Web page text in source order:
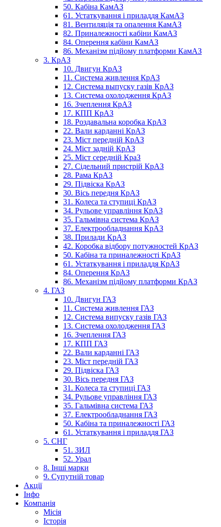
50. Кабіна КамАЗ
61. Устаткування і приладдя КамАЗ
81. Вентиляція та опалення КамАЗ
82. Приналежності кабіни КамАЗ
84. Оперення кабіни КамАЗ
86. Механізм підйому платформи КамАЗ
3. КрАЗ
10. Двигун КрАЗ
11. Система живлення КрАЗ
12. Система выпуску газів КрАЗ
13. Система охолодження КрАЗ
16. Зчеплення КрАЗ
17. КПП КрАЗ
18. Роздавальна коробка КрАЗ
22. Вали карданні КрАЗ
23. Міст передній КрАЗ
24. Міст задній КрАЗ
25. Міст середній КраЗ
27. Сідельний пристрій КрАЗ
28. Рама КрАЗ
29. Підвіска КрАЗ
30. Вісь передня КрАЗ
31. Колеса та ступиці КрАЗ
34. Рульове управління КрАЗ
35. Гальмівна система КрАЗ
37. Електрообладнання КрАЗ
38. Прилади КрАЗ
42. Коробка відбору потужностей КрАЗ
50. Кабіна та приналежності КрАЗ
61. Устаткування і приладдя КрАЗ
84. Оперення КрАЗ
86. Механізм підйому платформи КрАЗ
4. ГАЗ
10. Двигун ГАЗ
11. Система живлення ГАЗ
12. Система випуску газів ГАЗ
13. Система охолодження ГАЗ
16. Зчеплення ГАЗ
17. КПП ГАЗ
22. Вали карданні ГАЗ
23. Міст передній ГАЗ
29. Підвіска ГАЗ
30. Вісь передня ГАЗ
31. Колеса та ступиці ГАЗ
34. Рульове управління ГАЗ
35. Гальмівна система ГАЗ
37. Електрообладнання ГАЗ
50. Кабіна та приналежності ГАЗ
61. Устаткування і приладдя ГАЗ
5. СНГ
51. ЗИЛ
52. Урал
8. Інші марки
9. Супутній товар
Акції
Інфо
Компанія
Місія
Історія